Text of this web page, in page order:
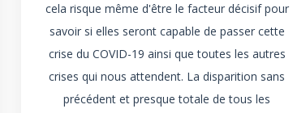
cela risque même d'être le facteur décisif pour
savoir si elles seront capable de passer cette
crise du COVID-19 ainsi que toutes les autres
crises qui nous attendent. La disparition sans
précédent et presque totale de tous les